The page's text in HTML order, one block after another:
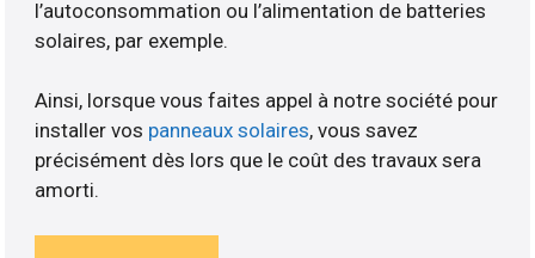
l’autoconsommation ou l’alimentation de batteries
solaires, par exemple.
Ainsi, lorsque vous faites appel à notre société pour
installer vos panneaux solaires, vous savez
précisément dès lors que le coût des travaux sera
amorti.